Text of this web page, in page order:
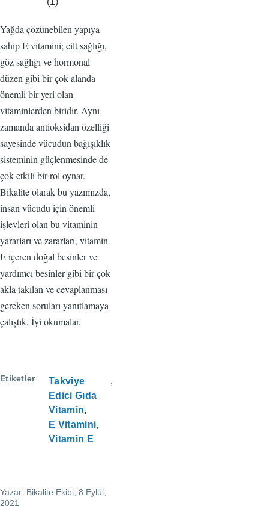
Yağda çözünebilen yapıya
sahip E vitamini; cilt sağlığı,
göz sağlığı ve hormonal
düzen gibi bir çok alanda
önemli bir yeri olan
vitaminlerden biridir. Aynı
zamanda antioksidan özelliği
sayesinde vücudun bağışıklık
sisteminin güçlenmesinde de
çok etkili bir rol oynar.
Bikalite olarak bu yazımızda,
insan vücudu için önemli
işlevleri olan bu vitaminin
yararları ve zararları, vitamin
E içeren doğal besinler ve
yardımcı besinler gibi bir çok
akla takılan ve cevaplanması
gereken soruları yanıtlamaya
çalıştık. İyi okumalar.
Etiketler
Takviye
Edici Gıda
Vitamin
E Vitamini
Vitamin E
Yazar: Bikalite Ekibi , 8 Eylül,
2021